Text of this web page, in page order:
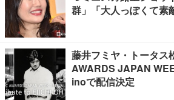
群」「大人っぽくて素
藤井フミヤ・トータス
AWARDS JAPAN
inoで配信決定